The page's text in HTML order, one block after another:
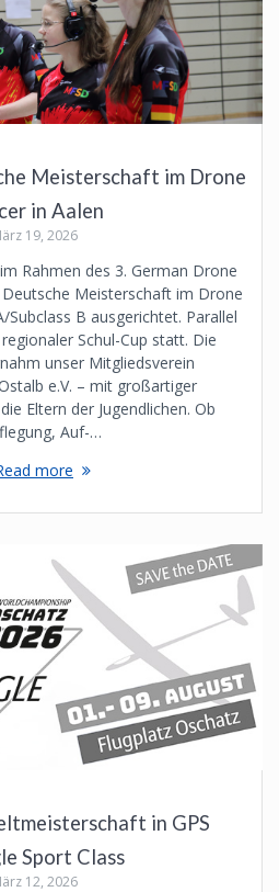
Meisterschaft im Drone
in Aalen
19, 2026
Rahmen des 3. German Drone
Meisterschaft im Drone
Subclass B ausgerichtet. Parallel
Schul-Cup statt. Die
unser Mitgliedsverein
e.V. – mit großartiger
Eltern der Jugendlichen. Ob
Auf-…
more
in GPS
Sport Class
12, 2026